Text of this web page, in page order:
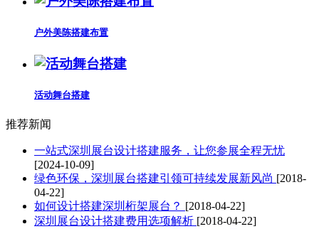
户外美陈搭建布置
活动舞台搭建
推荐新闻
一站式深圳展台设计搭建服务，让您参展全程无忧
[2024-10-09]
绿色环保，深圳展台搭建引领可持续发展新风尚 [2018-
04-22]
如何设计搭建深圳桁架展台？ [2018-04-22]
深圳展台设计搭建费用选项解析 [2018-04-22]